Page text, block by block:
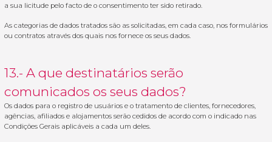
a sua licitude pelo facto de o consentimento ter sido retirado.
As categorias de dados tratados são as solicitadas, em cada caso, nos formulários
ou contratos através dos quais nos fornece os seus dados.
13.- A que destinatários serão
comunicados os seus dados?
Os dados para o registro de usuários e o tratamento de clientes, fornecedores,
agências, afiliados e alojamentos serão cedidos de acordo com o indicado nas
Condições Gerais aplicáveis a cada um deles.